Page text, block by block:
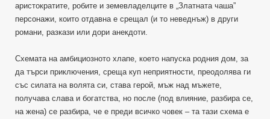
аристократите, робите и земевладелците в „Златната чаша”
персонажи, които отдавна е срещал (и то неведнъж) в други
романи, разкази или дори анекдоти.
Схемата на амбициозното хлапе, което напуска родния дом, за
да търси приключения, среща куп неприятности, преодолява ги
със силата на волята си, става герой, мъж над мъжете,
получава слава и богатства, но после (под влияние, разбира се,
на жена) се разбира, че е преди всичко човек – та тази схема е